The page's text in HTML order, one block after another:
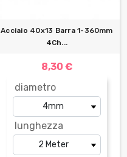
Acciaio 40x13 Barra 1-360mm
4Ch...
8,30 €
diametro
lunghezza